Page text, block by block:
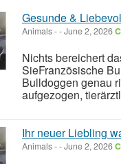
Gesunde &
Animals--June 2, 2026
Nichts bereichert
SieFranzösische
Bulldoggen genau
aufgezogen,
Ihr neuer Liebling
Animals--June 2, 2026